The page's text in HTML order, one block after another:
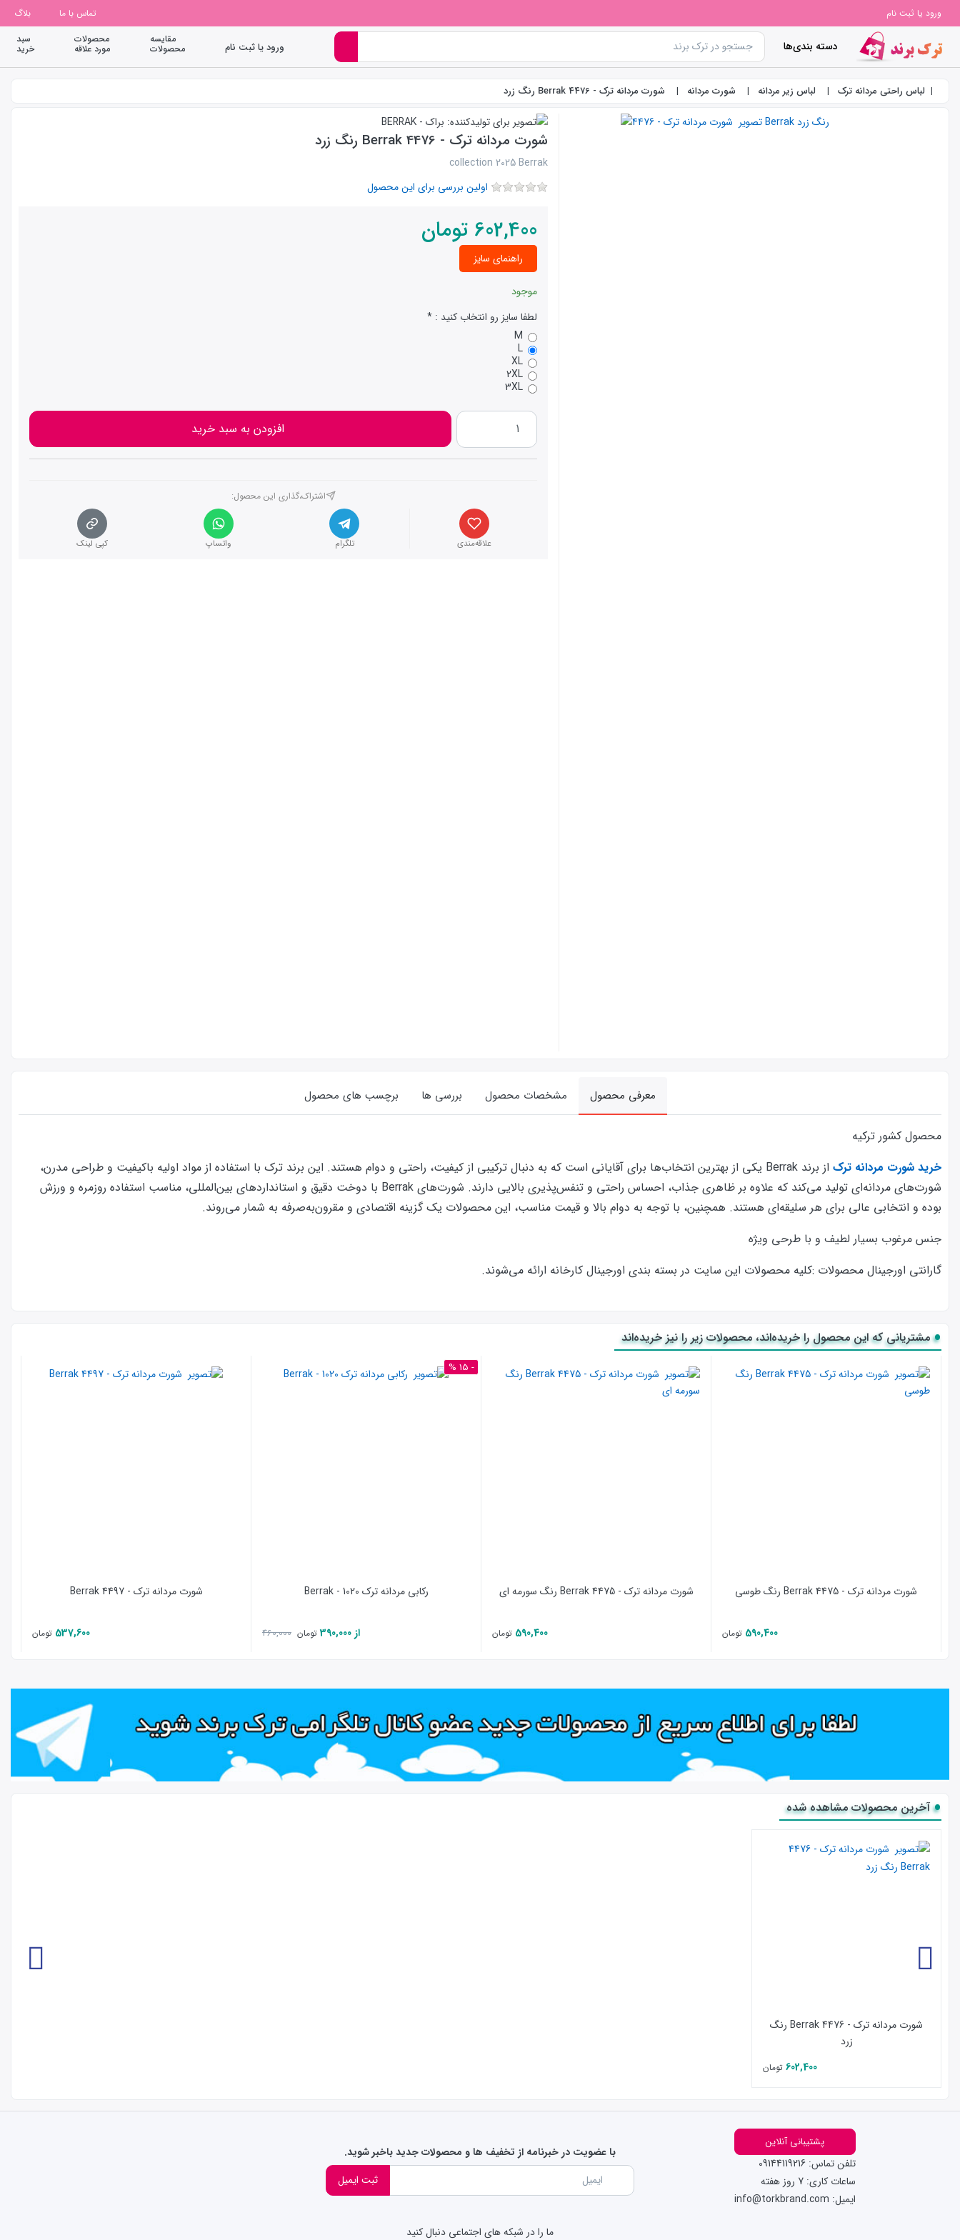
ورود یا ثبت نام تماس با ما بلاگ
دسته بندی‌ها ورود یا ثبت نام
مقایسه
محصولات
محصولات
مورد علاقه
سبد
خرید
لباس راحتی مردانه ترک لباس زیر مردانه شورت مردانه شورت مردانه ترک - 4476 Berrak رنگ زرد
شورت مردانه ترک - 4476 Berrak رنگ زرد
collection 2025 Berrak
اولین بررسی برای این محصول
602,400 تومان
راهنمای سایز
موجود
لطفا سایز رو انتخاب کنید :
M
L
XL
2XL
3XL
افزودن به سبد خرید
اشتراک،گذاری این محصول‌:
علاقه‌مندی تلگرام واتساپ کپی لینک
معرفی محصول مشخصات محصول بررسی ها برچسب های محصول
محصول کشور ترکیه
خرید شورت مردانه ترک
از برند Berrak یکی از بهترین انتخاب‌ها برای آقایانی است که به دنبال ترکیبی از کیفیت، راحتی و دوام هستند. این برند ترک با استفاده از مواد اولیه باکیفیت و طراحی مدرن،
شورت‌های مردانه‌ای تولید می‌کند که علاوه بر ظاهری جذاب، احساس راحتی و تنفس‌پذیری بالایی دارند. شورت‌های Berrak با دوخت دقیق و استانداردهای بین‌المللی، مناسب استفاده روزمره و ورزش
بوده و انتخابی عالی برای هر سلیقه‌ای هستند. همچنین، با توجه به دوام بالا و قیمت مناسب، این محصولات یک گزینه اقتصادی و مقرون‌به‌صرفه به شمار می‌روند.
جنس مرغوب بسیار لطیف و با طرحی ویژه
گارانتی اورجینال محصولات :كليه محصولات این سایت در بسته بندی اورجینال کارخانه ارائه‌‌ می‌شوند.
مشتریانی که این محصول را خریده‌اند، محصولات زیر را نیز خریده‌اند
شورت مردانه ترک - 4475 Berrak رنگ طوسی
590,400 تومان
شورت مردانه ترک - 4475 Berrak رنگ سورمه ای
590,400 تومان
- 15 %
رکابی مردانه ترک 1020 - Berrak
از 390,000 تومان 460,000
شورت مردانه ترک - 4497 Berrak
537,600 تومان
آخرین محصولات مشاهده شده
شورت مردانه ترک - 4476 Berrak رنگ
زرد
602,400 تومان
با عضویت در خبرنامه از تخفیف ها و محصولات جدید باخبر شوید.
ثبت ایمیل
پشتیبانی آنلاین
تلفن تماس: 09144119216
ساعات کاری: 7 روز هفته
ایمیل: info@torkbrand.com
ما را در شبکه های اجتماعی دنبال کنید